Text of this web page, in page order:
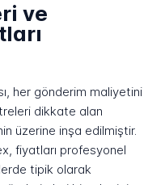
ve
her gönderim maliyetini
dikkate alan
üzerine inşa edilmiştir.
fiyatları profesyonel
tipik olarak